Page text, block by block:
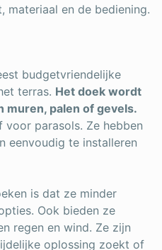
materiaal en de bediening.
budgetvriendelijke
terras. Het doek wordt
muren, palen of gevels.
parasols. Ze hebben
eenvoudig te installeren
is dat ze minder
Ook bieden ze
regen en wind. Ze zijn
oplossing zoekt of